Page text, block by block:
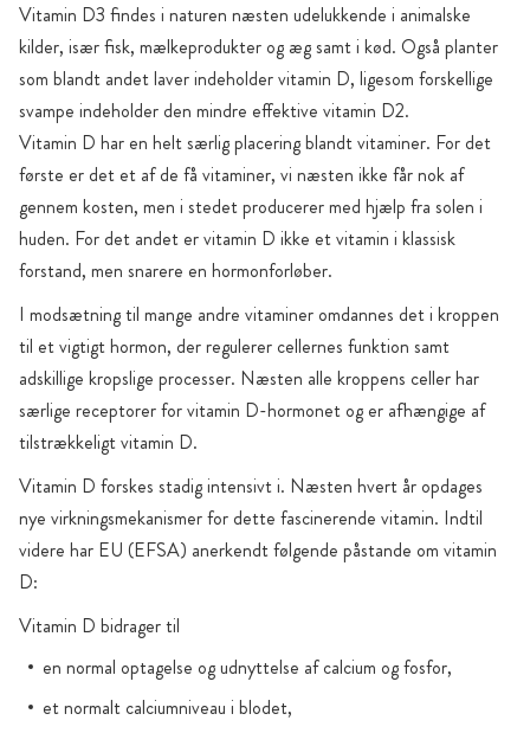
Vitamin D3 findes i naturen næsten udelukkende i animalske
kilder, især fisk, mælkeprodukter og æg samt i kød. Også planter
som blandt andet laver indeholder vitamin D, ligesom forskellige
svampe indeholder den mindre effektive vitamin D2.
Vitamin D har en helt særlig placering blandt vitaminer. For det
første er det et af de få vitaminer, vi næsten ikke får nok af
gennem kosten, men i stedet producerer med hjælp fra solen i
huden. For det andet er vitamin D ikke et vitamin i klassisk
forstand, men snarere en hormonforløber.
I modsætning til mange andre vitaminer omdannes det i kroppen
til et vigtigt hormon, der regulerer cellernes funktion samt
adskillige kropslige processer. Næsten alle kroppens celler har
særlige receptorer for vitamin D-hormonet og er afhængige af
tilstrækkeligt vitamin D.
Vitamin D forskes stadig intensivt i. Næsten hvert år opdages
nye virkningsmekanismer for dette fascinerende vitamin. Indtil
videre har EU (EFSA) anerkendt følgende påstande om vitamin
D:
Vitamin D bidrager til
en normal optagelse og udnyttelse af calcium og fosfor,
et normalt calciumniveau i blodet,